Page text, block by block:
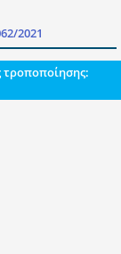
2021
τροποποίησης: